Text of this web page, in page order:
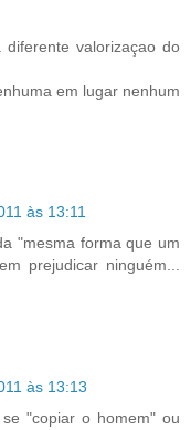
valorizaçao do
em lugar nenhum
às 13:11
"mesma forma que um
prejudicar ninguém...
às 13:13
"copiar o homem" ou